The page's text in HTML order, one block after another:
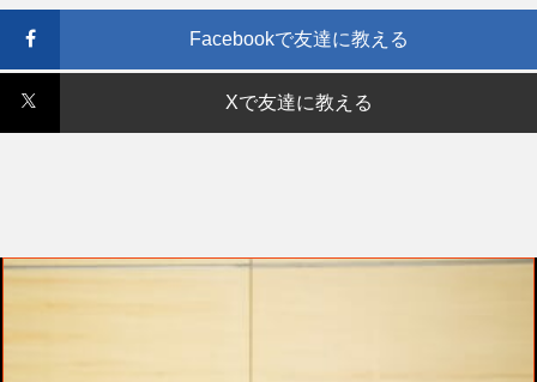
Facebookで友達に教える
Xで友達に教える